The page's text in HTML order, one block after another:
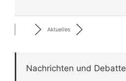
Aktuelles
Nachrichten und Debatte